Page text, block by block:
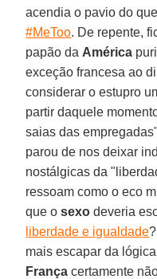
acendia o pavio do
#MeToo. De repente,
papão da América
exceção francesa ao
considerar o estupro
partir daquele
saias das
parou de nos deixar
nostálgicas da
ressoam como o eco
que osexo deveria
liberdade e igualdade
mais escapar da
França certamente